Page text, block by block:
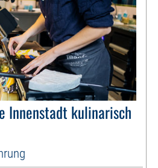
Innenstadt kulinarisch